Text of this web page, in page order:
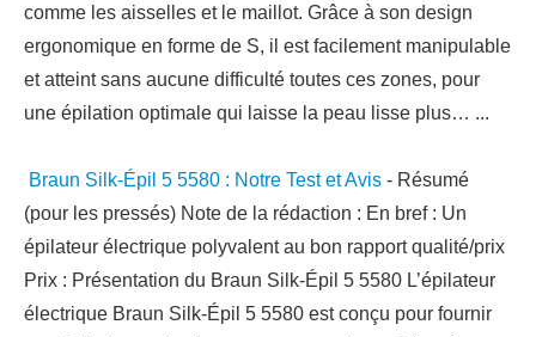
comme les aisselles et le maillot. Grâce à son design
ergonomique en forme de S, il est facilement manipulable
et atteint sans aucune difficulté toutes ces zones, pour
une épilation optimale qui laisse la peau lisse plus… ...
Braun Silk-Épil 5 5580 : Notre Test et Avis - Résumé
(pour les pressés) Note de la rédaction : En bref : Un
épilateur électrique polyvalent au bon rapport qualité/prix
Prix : Présentation du Braun Silk-Épil 5 5580 L’épilateur
électrique Braun Silk-Épil 5 5580 est conçu pour fournir